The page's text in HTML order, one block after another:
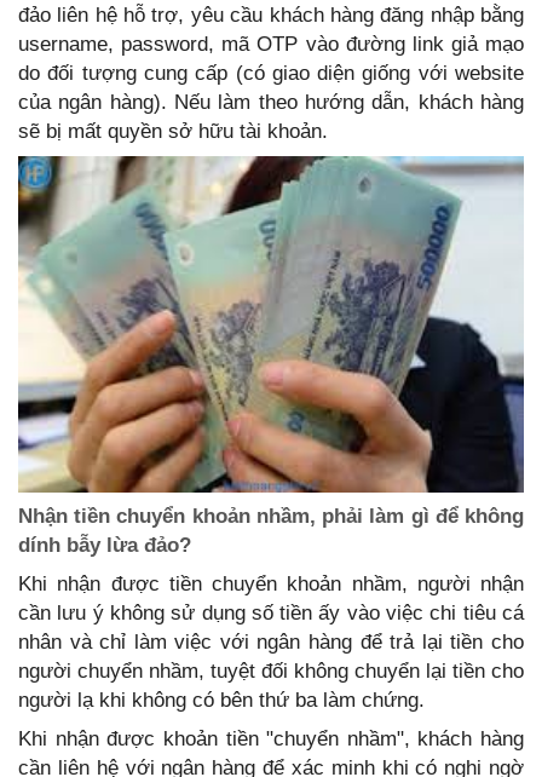
đảo liên hệ hỗ trợ, yêu cầu khách hàng đăng nhập bằng
username, password, mã OTP vào đường link giả mạo
do đối tượng cung cấp (có giao diện giống với website
của ngân hàng). Nếu làm theo hướng dẫn, khách hàng
sẽ bị mất quyền sở hữu tài khoản.
Nhận tiền chuyển khoản nhầm, phải làm gì để không
dính bẫy lừa đảo?
Khi nhận được tiền chuyển khoản nhầm, người nhận
cần lưu ý không sử dụng số tiền ấy vào việc chi tiêu cá
nhân và chỉ làm việc với ngân hàng để trả lại tiền cho
người chuyển nhầm, tuyệt đối không chuyển lại tiền cho
người lạ khi không có bên thứ ba làm chứng.
Khi nhận được khoản tiền "chuyển nhầm", khách hàng
cần liên hệ với ngân hàng để xác minh khi có nghi ngờ